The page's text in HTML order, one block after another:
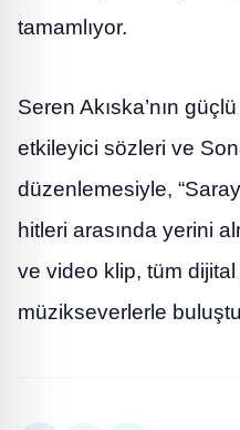
tamamlıyor.
Seren Akıska’nın
etkileyici sözleri ve
düzenlemesiyle,
hitleri arasında yerini
ve video klip, tüm
müzikseverlerle